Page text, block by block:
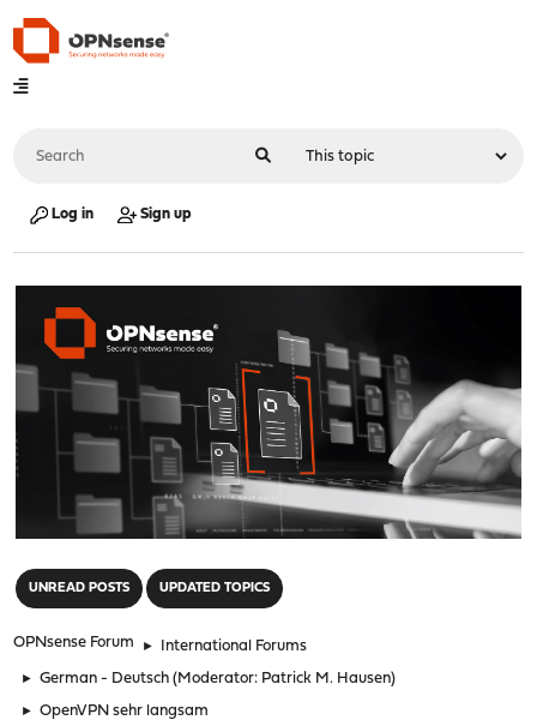
Log in Sign up
UNREAD POSTS UPDATED TOPICS
OPNsense Forum ► International Forums
► German - Deutsch (Moderator: Patrick M. Hausen)
► OpenVPN sehr langsam